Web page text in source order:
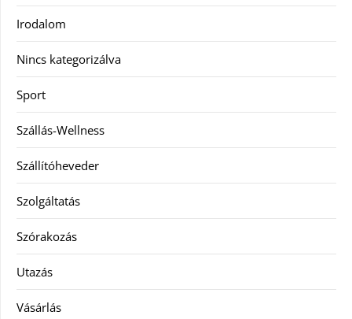
Irodalom
Nincs kategorizálva
Sport
Szállás-Wellness
Szállítóheveder
Szolgáltatás
Szórakozás
Utazás
Vásárlás